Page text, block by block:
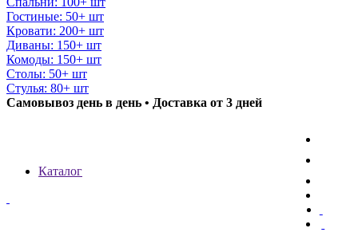
Гостиные: 50+ шт
Кровати: 200+ шт
Диваны: 150+ шт
Комоды: 150+ шт
Столы: 50+ шт
Стулья: 80+ шт
Самовывоз день в день • Доставка от 3 дней
Каталог